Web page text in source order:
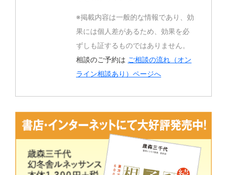
※掲載内容は一般的な情報であり、効
果には個人差があるため、効果を必
ずしも証するものではありません。
相談のご予約は ご相談の流れ（オン
ライン相談あり）ページへ